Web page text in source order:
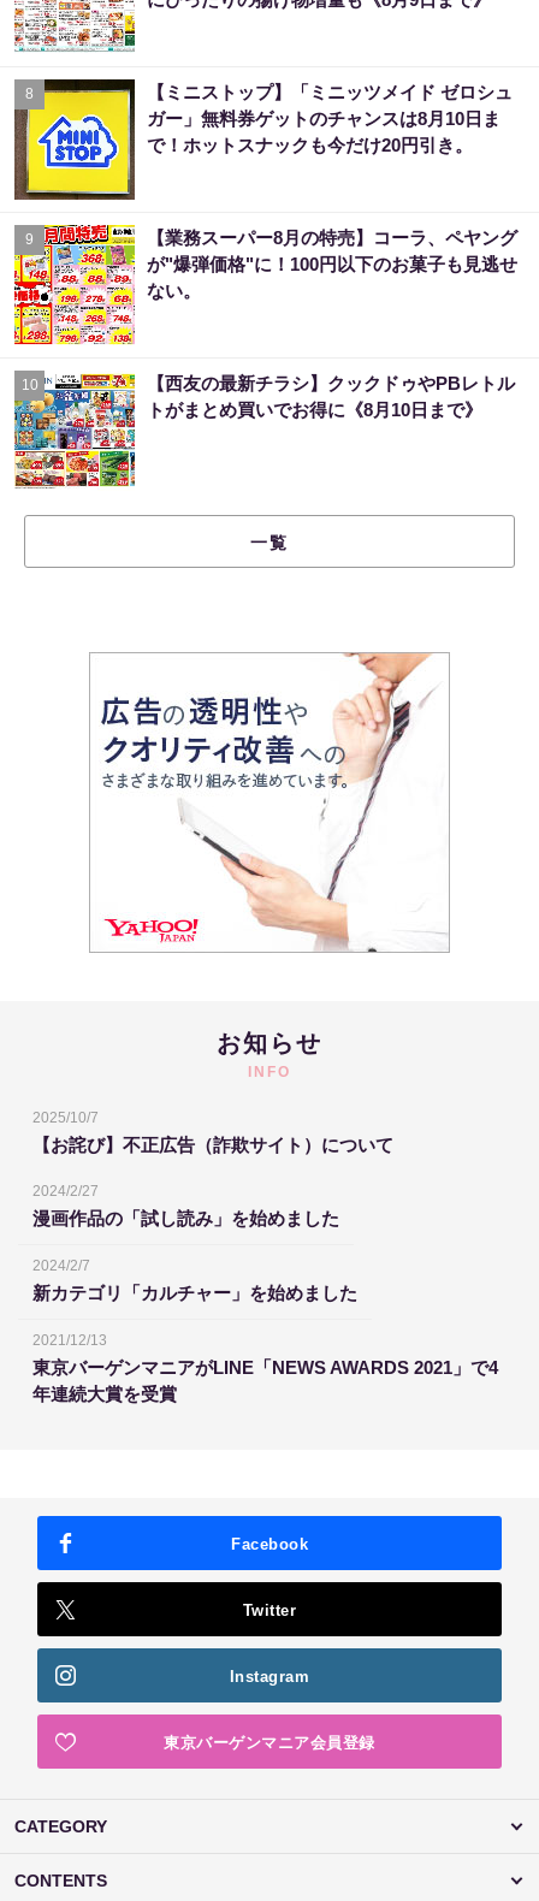
8
【ミニストップ】「ミニッツメイド ゼロシュ
ガー」無料券ゲットのチャンスは8月10日ま
で！ホットスナックも今だけ20円引き。
9
【業務スーパー8月の特売】コーラ、ペヤング
が"爆弾価格"に！100円以下のお菓子も見逃せ
ない。
10
【西友の最新チラシ】クックドゥやPBレトル
トがまとめ買いでお得に《8月10日まで》
一覧
お知らせ
INFO
2025/10/7
【お詫び】不正広告（詐欺サイト）について
2024/2/27
漫画作品の「試し読み」を始めました
2024/2/7
新カテゴリ「カルチャー」を始めました
2021/12/13
東京バーゲンマニアがLINE「NEWS AWARDS 2021」で4
年連続大賞を受賞
Facebook
Twitter
Instagram
東京バーゲンマニア会員登録
CATEGORY
CONTENTS